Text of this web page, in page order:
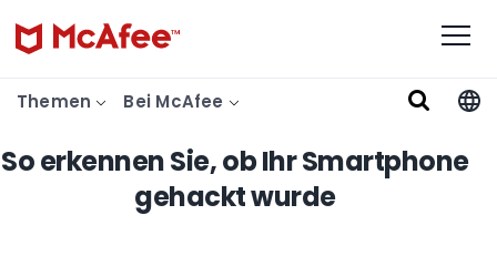
Themen Bei McAfee
So erkennen Sie, ob Ihr Smartphone
gehackt wurde